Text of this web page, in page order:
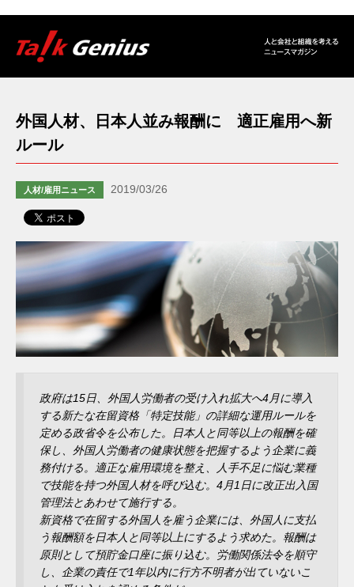
外国人材、日本人並み報酬に 適正雇用へ新
ルール
人材/雇用ニュース 2019/03/26
政府は15日、外国人労働者の受け入れ拡大へ4月に導入
する新たな在留資格「特定技能」の詳細な運用ルールを
定める政省令を公布した。日本人と同等以上の報酬を確
保し、外国人労働者の健康状態を把握するよう企業に義
務付ける。適正な雇用環境を整え、人手不足に悩む業種
で技能を持つ外国人材を呼び込む。4月1日に改正出入国
管理法とあわせて施行する。
新資格で在留する外国人を雇う企業には、外国人に支払
う報酬額を日本人と同等以上にするよう求めた。報酬は
原則として預貯金口座に振り込む。労働関係法令を順守
し、企業の責任で1年以内に行方不明者が出ていないこ